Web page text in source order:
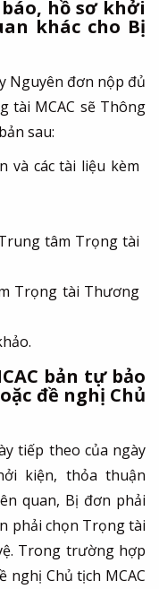
hồ sơ khởi
khác cho Bị
Nguyên đơn nộp đủ
tài MCAC sẽ Thông
sau:
và các tài liệu kèm
tâm Trọng tài
Trọng tài Thương
bản tự bảo
đề nghị Chủ
tiếp theo của ngày
kiện, thỏa thuận
quan, Bị đơn phải
phải chọn Trọng tài
Trong trường hợp
nghị Chủ tịch MCAC